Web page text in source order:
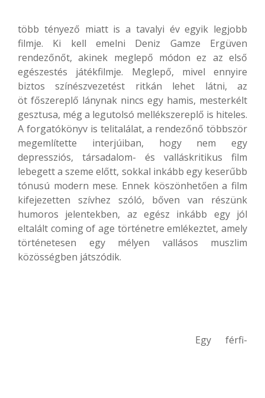
több tényező miatt is a tavalyi év egyik legjobb
filmje. Ki kell emelni Deniz Gamze Ergüven
rendezőnőt, akinek meglepő módon ez az első
egészestés játékfilmje. Meglepő, mivel ennyire
biztos színészvezetést ritkán lehet látni, az
öt főszereplő lánynak nincs egy hamis, mesterkélt
gesztusa, még a legutolsó mellékszereplő is hiteles.
A forgatókönyv is telitalálat, a rendezőnő többször
megemlítette interjúiban, hogy nem egy
depressziós, társadalom- és valláskritikus film
lebegett a szeme előtt, sokkal inkább egy keserűbb
tónusú modern mese. Ennek köszönhetően a film
kifejezetten szívhez szóló, bőven van részünk
humoros jelentekben, az egész inkább egy jól
eltalált coming of age történetre emlékeztet, amely
történetesen egy mélyen vallásos muszlim
közösségben játszódik.
Egy férfi-